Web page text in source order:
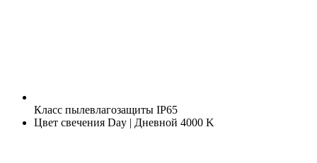
Класс пылевлагозащиты IP65
Цвет свечения Day | Дневной 4000 K